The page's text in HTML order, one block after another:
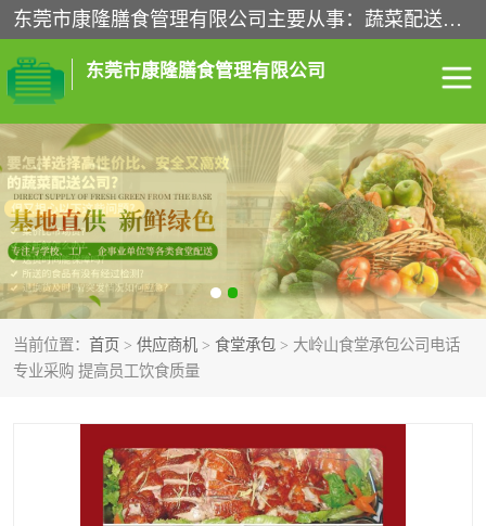
东莞市康隆膳食管理有限公司主要从事：蔬菜配送、食堂承包、企业工厂食堂承包、机关单位食堂承包、调味品配送、粮油配送、干货配送、副食配送、水果配送、海鲜配送等业务，东莞蔬菜配送电话，咨询在线客服。
东莞市康隆膳食管理有限公司
当前位置： 首页 > 供应商机 > 食堂承包 > 大岭山食堂承包公司电话
专业采购 提高员工饮食质量
食堂承包 蔬菜配送
粮油配送 鲜肉配送
海鲜配送 食材配送
调料配送 企业工厂食堂承包
副食配送